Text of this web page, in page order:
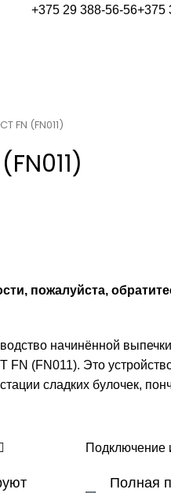
+375 29 388-56-56+375
FN (FN011)
пожалуйста,
начинённой
FN (FN011). Это
сладких булочек,
Подключение
Полная